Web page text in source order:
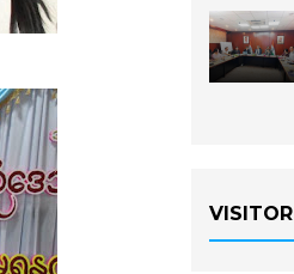
VISITOR